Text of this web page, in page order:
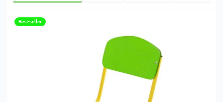
Best-seller